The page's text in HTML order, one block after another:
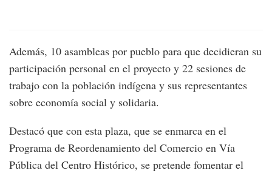
Además, 10 asambleas por pueblo para que decidieran su
participación personal en el proyecto y 22 sesiones de
trabajo con la población indígena y sus representantes
sobre economía social y solidaria.
Destacó que con esta plaza, que se enmarca en el
Programa de Reordenamiento del Comercio en Vía
Pública del Centro Histórico, se pretende fomentar el